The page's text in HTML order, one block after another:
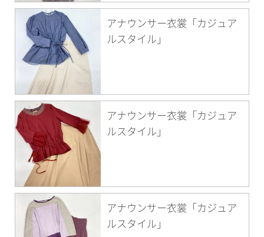
アナウンサー衣裳「カジュア
ルスタイル」
アナウンサー衣裳「カジュア
ルスタイル」
アナウンサー衣裳「カジュア
ルスタイル」